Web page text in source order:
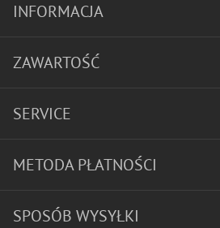
INFORMACJA
ZAWARTOŚĆ
SERVICE
METODA PŁATNOŚCI
SPOSÓB WYSYŁKI